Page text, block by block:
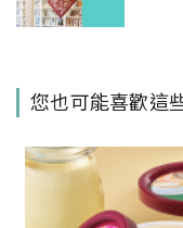
從駁
天1
您也可能喜歡這